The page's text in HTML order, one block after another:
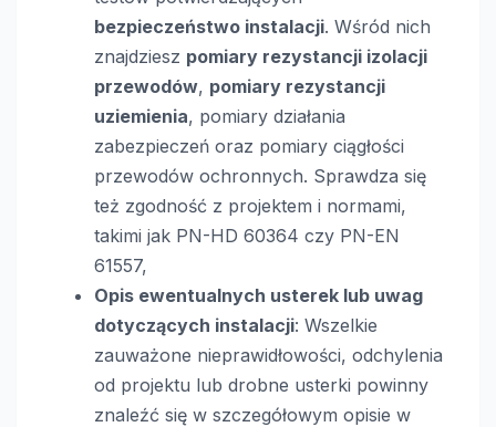
bezpieczeństwo instalacji. Wśród nich
znajdziesz pomiary rezystancji izolacji
przewodów, pomiary rezystancji
uziemienia, pomiary działania
zabezpieczeń oraz pomiary ciągłości
przewodów ochronnych. Sprawdza się
też zgodność z projektem i normami,
takimi jak PN-HD 60364 czy PN-EN
61557,
Opis ewentualnych usterek lub uwag
dotyczących instalacji: Wszelkie
zauważone nieprawidłowości, odchylenia
od projektu lub drobne usterki powinny
znaleźć się w szczegółowym opisie w